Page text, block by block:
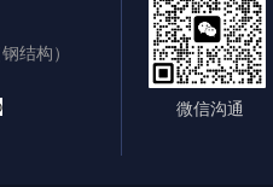
结构）
微信沟通